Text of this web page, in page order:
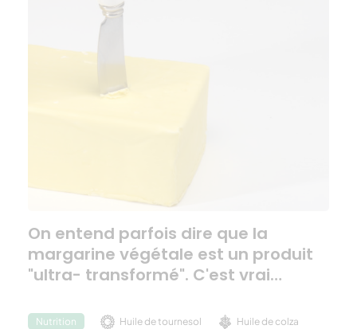
On entend parfois dire que la
margarine végétale est un produit
"ultra- transformé". C'est vrai…
Nutrition Huile de tournesol Huile de colza